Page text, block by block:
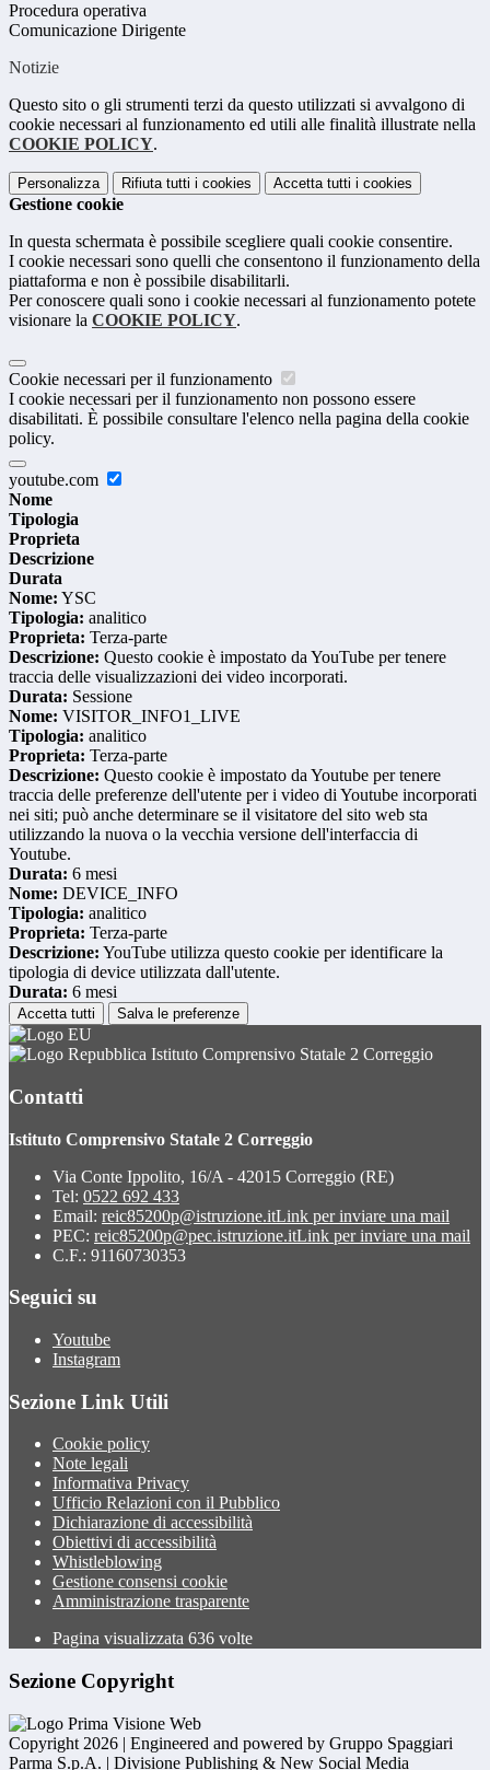
Procedura operativa
Comunicazione Dirigente
Notizie
Questo sito o gli strumenti terzi da questo utilizzati si avvalgono di
cookie necessari al funzionamento ed utili alle finalità illustrate nella
COOKIE POLICY.
Personalizza Rifiuta tutti i cookies Accetta tutti i cookies
Gestione cookie
In questa schermata è possibile scegliere quali cookie consentire.
I cookie necessari sono quelli che consentono il funzionamento della
piattaforma e non è possibile disabilitarli.
Per conoscere quali sono i cookie necessari al funzionamento potete
visionare la COOKIE POLICY.
Cookie necessari per il funzionamento
I cookie necessari per il funzionamento non possono essere
disabilitati. È possibile consultare l'elenco nella pagina della cookie
policy.
youtube.com
Nome
Tipologia
Proprieta
Descrizione
Durata
Nome: YSC
Tipologia: analitico
Proprieta: Terza-parte
Descrizione: Questo cookie è impostato da YouTube per tenere
traccia delle visualizzazioni dei video incorporati.
Durata: Sessione
Nome: VISITOR_INFO1_LIVE
Tipologia: analitico
Proprieta: Terza-parte
Descrizione: Questo cookie è impostato da Youtube per tenere
traccia delle preferenze dell'utente per i video di Youtube incorporati
nei siti; può anche determinare se il visitatore del sito web sta
utilizzando la nuova o la vecchia versione dell'interfaccia di
Youtube.
Durata: 6 mesi
Nome: DEVICE_INFO
Tipologia: analitico
Proprieta: Terza-parte
Descrizione: YouTube utilizza questo cookie per identificare la
tipologia di device utilizzata dall'utente.
Durata: 6 mesi
Accetta tutti Salva le preferenze
Istituto Comprensivo Statale 2 Correggio
Contatti
Istituto Comprensivo Statale 2 Correggio
Via Conte Ippolito, 16/A - 42015 Correggio (RE)
Tel: 0522 692 433
Email: reic85200p@istruzione.itLink per inviare una mail
PEC: reic85200p@pec.istruzione.itLink per inviare una mail
C.F.: 91160730353
Seguici su
Youtube
Instagram
Sezione Link Utili
Cookie policy
Note legali
Informativa Privacy
Ufficio Relazioni con il Pubblico
Dichiarazione di accessibilità
Obiettivi di accessibilità
Whistleblowing
Gestione consensi cookie
Amministrazione trasparente
Pagina visualizzata 636 volte
Sezione Copyright
Copyright 2026 | Engineered and powered by Gruppo Spaggiari
Parma S.p.A. | Divisione Publishing & New Social Media